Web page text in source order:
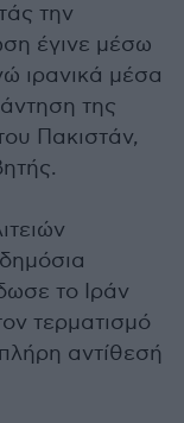
την
έγινε μέσω
ιρανικά μέσα
της
Πακιστάν,
το Ιράν
τερματισμό
αντίθεσή